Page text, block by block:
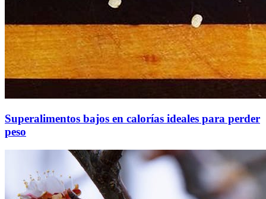
Superalimentos bajos en calorías ideales para perder
peso